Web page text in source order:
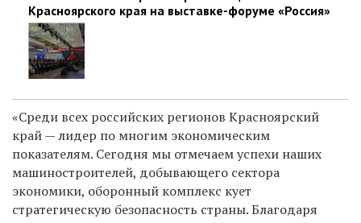
Красноярского края на выставке-форуме «Россия»
«Среди всех российских регионов Красноярский
край — лидер по многим экономическим
показателям. Сегодня мы отмечаем успехи наших
машиностроителей, добывающего сектора
экономики, оборонный комплекс кует
стратегическую безопасность страны. Благодаря